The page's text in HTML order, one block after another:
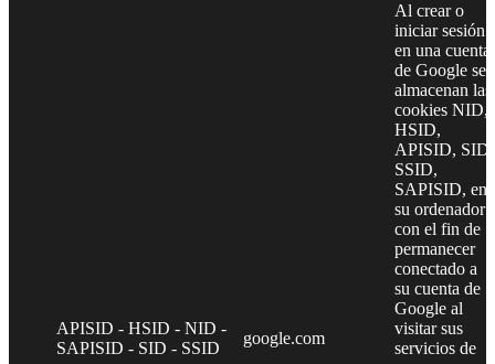
APISID - HSID - NID -
SAPISID - SID - SSID
google.com
Al crear o
iniciar sesión
en una cuenta
de Google se
almacenan las
cookies NID,
HSID,
APISID, SID,
SSID,
SAPISID, en
su ordenador
con el fin de
permanecer
conectado a
su cuenta de
Google al
visitar sus
servicios de